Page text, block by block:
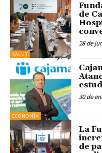
SALUT
de
28 de
ECONOMÍA
30 de
La
de